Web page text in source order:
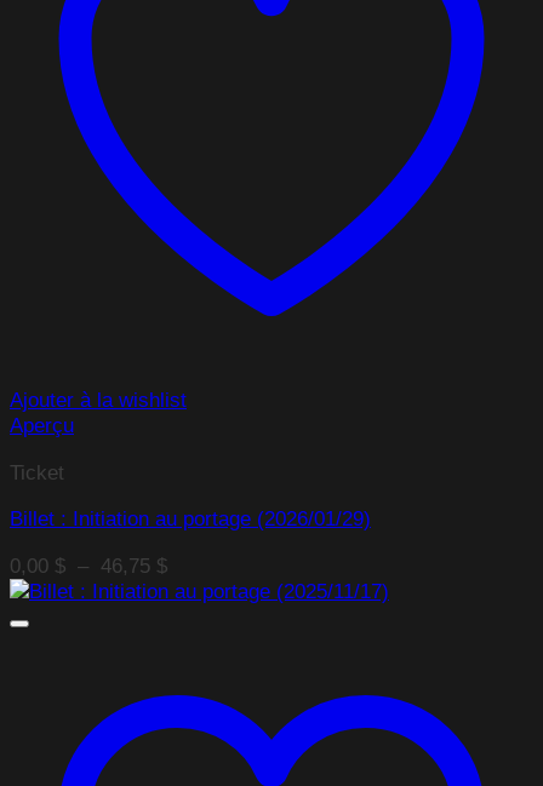
Ajouter à la wishlist
Aperçu
Ticket
Billet : Initiation au portage (2026/01/29)
0,00 $ – 46,75 $Plage
de
46,75 $